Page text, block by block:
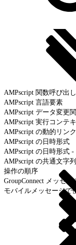
AMPscript 関数呼び出し
AMPscript 言語要素
AMPscript データ変更
AMPscript 実行コンテ
AMPscript の動的リン
AMPscript の日時形式
AMPscript の日時形式 -
AMPscript の共通文字
操作の順序
GroupConnect メッセ
モバイルメッセージで